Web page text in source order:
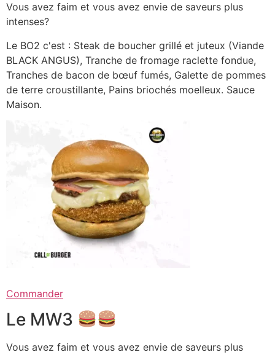
Vous avez faim et vous avez envie de saveurs plus
intenses?
Le BO2 c'est : Steak de boucher grillé et juteux (Viande
BLACK ANGUS), Tranche de fromage raclette fondue,
Tranches de bacon de bœuf fumés, Galette de pommes
de terre croustillante, Pains briochés moelleux. Sauce
Maison.
Commander
Le MW3
Vous avez faim et vous avez envie de saveurs plus